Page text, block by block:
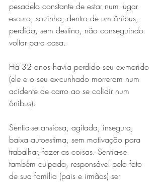
pesadelo constante de estar num lugar
escuro, sozinha, dentro de um ônibus,
perdida, sem destino, não conseguindo
voltar para casa.
Há 32 anos havia perdido seu ex-marido
(ele e o seu ex-cunhado morreram num
acidente de carro ao se colidir num
ônibus).
Sentia-se ansiosa, agitada, insegura,
baixa autoestima, sem motivação para
trabalhar, fazer as coisas. Sentia-se
também culpada, responsável pelo fato
de sua família (pais e irmãos) ser